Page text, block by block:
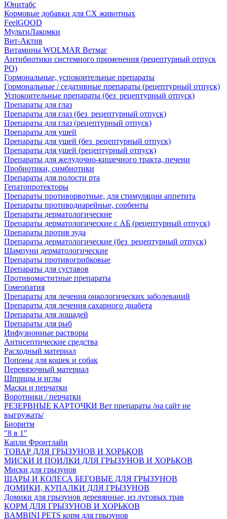
Юнитабс
Кормовые добавки для СХ животных
FeelGOOD
МультиЛакомки
Вит-Актив
Витамины WOLMAR Ветмаг
Антибиотики системного применения (рецептурный отпуск
РО)
Гормональные, успокоительные препараты
Гормональные / седативные препараты (рецептурный отпуск)
Успокоительные препараты (без_рецептурный отпуск)
Препараты для глаз
Препараты для глаз (без_рецептурный отпуск)
Препараты для глаз (рецептурный отпуск)
Препараты для ушей
Препараты для ушей (без_рецептурный отпуск)
Препараты для ушей (рецептурный отпуск)
Препараты для желудочно-кишечного тракта, печени
Пробиотики, симбиотики
Препараты для полости рта
Гепатопротекторы
Препараты противорвотные, для стимуляции аппетита
Препараты противодиарейные, сорбенты
Препараты дерматологические
Препараты дерматологические с АБ (рецептурный отпуск)
Препараты против зуда
Препараты дерматологические (без_рецептурный отпуск)
Шампуни дерматологические
Препараты противогрибковые
Препараты для суставов
Противомаститные препараты
Гомеопатия
Препараты для лечения онкологических заболеваний
Препараты для лечения сахарного диабета
Препараты для лошадей
Препараты для рыб
Инфузионные растворы
Антисептические средства
Расходный материал
Попоны для кошек и собак
Перевязочный материал
Шприцы и иглы
Маски и перчатки
Воротники / перчатки
РЕЗЕРВНЫЕ КАРТОЧКИ Вет препараты /на сайт не
выгружать/
Биоритм
"8 в 1"
Капли Фронтлайн
ТОВАР ДЛЯ ГРЫЗУНОВ И ХОРЬКОВ
МИСКИ И ПОИЛКИ ДЛЯ ГРЫЗУНОВ И ХОРЬКОВ
Миски для грызунов
ШАРЫ И КОЛЕСА БЕГОВЫЕ ДЛЯ ГРЫЗУНОВ
ДОМИКИ, КУПАЛКИ ДЛЯ ГРЫЗУНОВ
Домики для грызунов деревянные, из луговых трав
КОРМ ДЛЯ ГРЫЗУНОВ И ХОРЬКОВ
BAMBINI PETS корм для грызунов